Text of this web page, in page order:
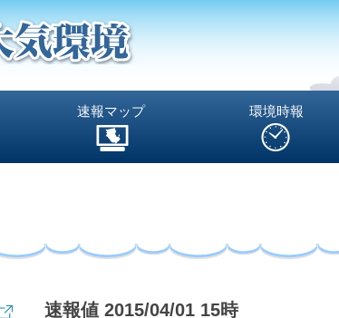
速報マップ 環境時報
速報値 2015/04/01 15時